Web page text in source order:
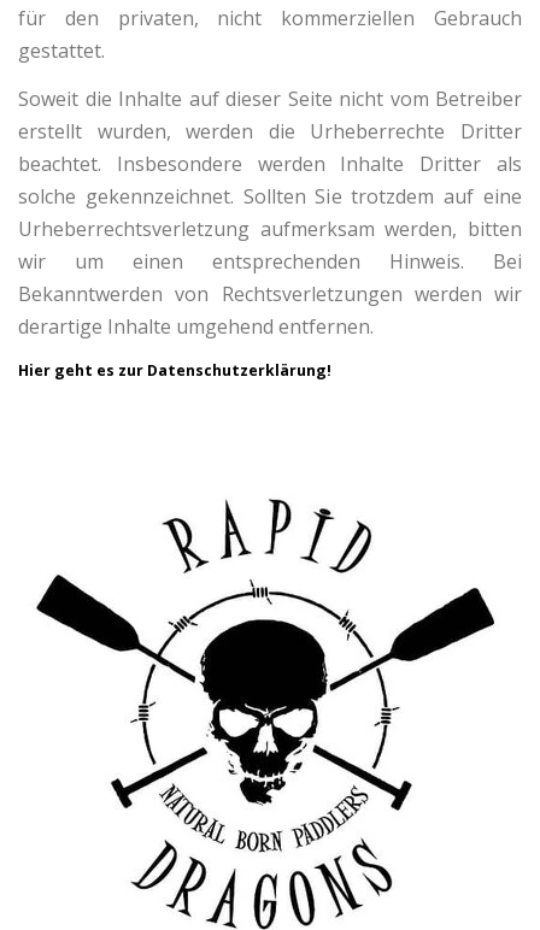
für den privaten, nicht kommerziellen Gebrauch
gestattet.
Soweit die Inhalte auf dieser Seite nicht vom Betreiber
erstellt wurden, werden die Urheberrechte Dritter
beachtet. Insbesondere werden Inhalte Dritter als
solche gekennzeichnet. Sollten Sie trotzdem auf eine
Urheberrechtsverletzung aufmerksam werden, bitten
wir um einen entsprechenden Hinweis. Bei
Bekanntwerden von Rechtsverletzungen werden wir
derartige Inhalte umgehend entfernen.
Hier geht es zur Datenschutzerklärung!